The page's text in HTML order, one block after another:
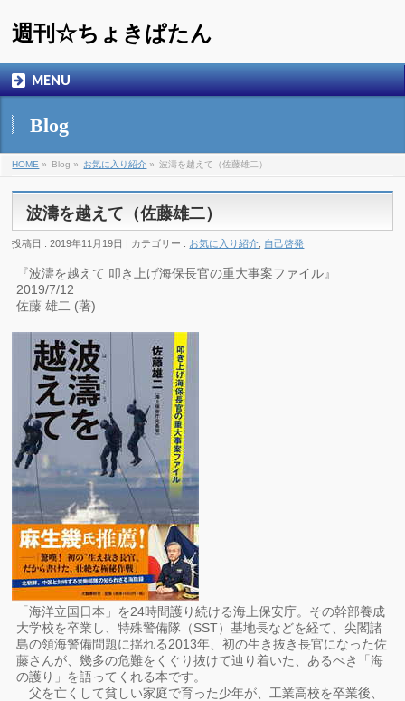
週刊☆ちょきぱたん
MENU
Blog
HOME » Blog » お気に入り紹介 » 波濤を越えて（佐藤雄二）
波濤を越えて（佐藤雄二）
投稿日 : 2019年11月19日 | カテゴリー : お気に入り紹介 自己啓発
『波濤を越えて 叩き上げ海保長官の重大事案ファイル』
2019/7/12
佐藤 雄二 (著)
「海洋立国日本」を24時間護り続ける海上保安庁。その幹部養成
大学校を卒業し、特殊警備隊（SST）基地長などを経て、尖閣諸
島の領海警備問題に揺れる2013年、初の生き抜き長官になった佐
藤さんが、幾多の危難をくぐり抜けて辿り着いた、あるべき「海
の護り」を語ってくれる本です。
父を亡くして貧しい家庭で育った少年が、工業高校を卒業後、